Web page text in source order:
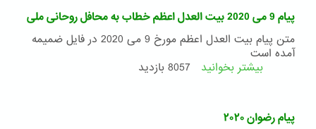
ملّی
مورخ
فوریه
ایران
پیام 9 می 2020 بیت العدل اعظم خطاب به محافل روحانی ملی
متن پیام بیت العدل اعظم مورخ 9 می 2020 در فایل ضمیمه
آمده است
بیشتر بخوانید درباره
8057 بازدید
پیام رضوان ۲۰٢٠